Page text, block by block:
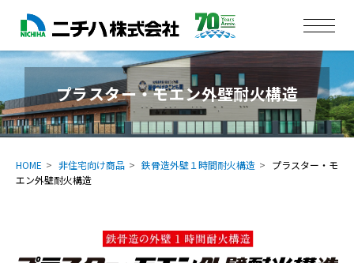
プラスター・モエン外壁耐火構造
HOME 非住宅向け商品 鉄骨造外壁１時間耐火構造
プラスター・モ
エン外壁耐火構造